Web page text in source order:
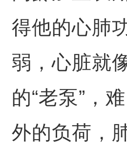
得他的心肺
弱，心脏就
的“老泵”，
外的负荷，